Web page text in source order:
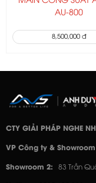
AU-800
8,500,000 đ
CTY GIẢI PHÁP NGHE
VP Công ty & Showroom
Showroom 2: 83 Trần